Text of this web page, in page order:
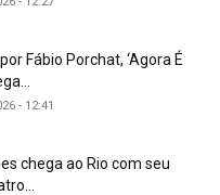
Fábio Porchat, ‘Agora É
- 12:41
chega ao Rio com seu